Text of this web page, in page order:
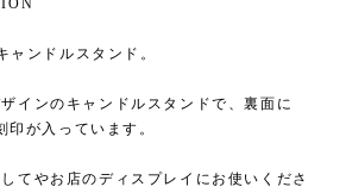
ャンドルスタンド。
インのキャンドルスタンドで、裏面に
印が入っています。
てやお店のディスプレイにお使いくださ